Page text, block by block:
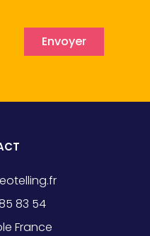
Envoyer
83 54
France